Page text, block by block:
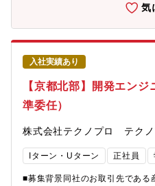
です。【携わる装置】開発され
電子部品の自動組立をする機械
ップシェア約100社が同業界に
規模はトップとなっています。
応できない製品も同社にて受注
度を賄い、自社でロボットを作
い技術力を支える一因となって
気
入社実績あり
【京都北部】開発エンジ
準委任）
株式会社テクノプロ テクノ
Iターン・Uターン 正社員
■募集背景同社のお取引先である